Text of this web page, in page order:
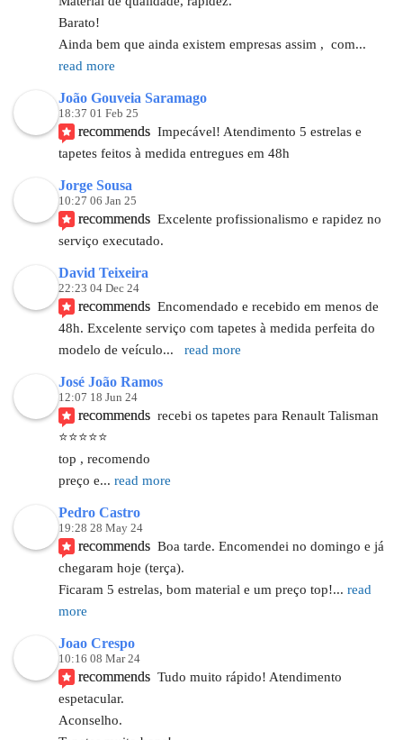
Barato!
Ainda bem que ainda existem empresas assim ,  com
read more
João Gouveia Saramago
18:37 01 Feb 25
recommends Impecável! Atendimento 5 estrelas e
tapetes feitos à medida entregues em 48h
Jorge Sousa
10:27 06 Jan 25
recommends Excelente profissionalismo e rapidez no
serviço executado.
David Teixeira
22:23 04 Dec 24
recommends Encomendado e recebido em menos de
48h. Excelente serviço com tapetes à medida perfeita do
modelo de veículo... read more
José João Ramos
12:07 18 Jun 24
recommends recebi os tapetes para Renault Talisman
⭐⭐⭐⭐⭐
top , recomendo
preço e... read more
Pedro Castro
19:28 28 May 24
recommends Boa tarde. Encomendei no domingo e já
chegaram hoje (terça).
Ficaram 5 estrelas, bom material e um preço top!... read
more
Joao Crespo
10:16 08 Mar 24
recommends Tudo muito rápido! Atendimento
espetacular.
Aconselho.